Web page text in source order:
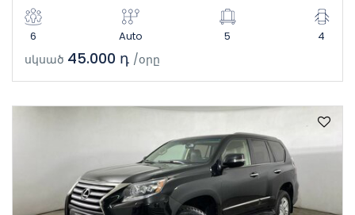
6 Auto 5 4
սկսած 45.000 դ /օրը